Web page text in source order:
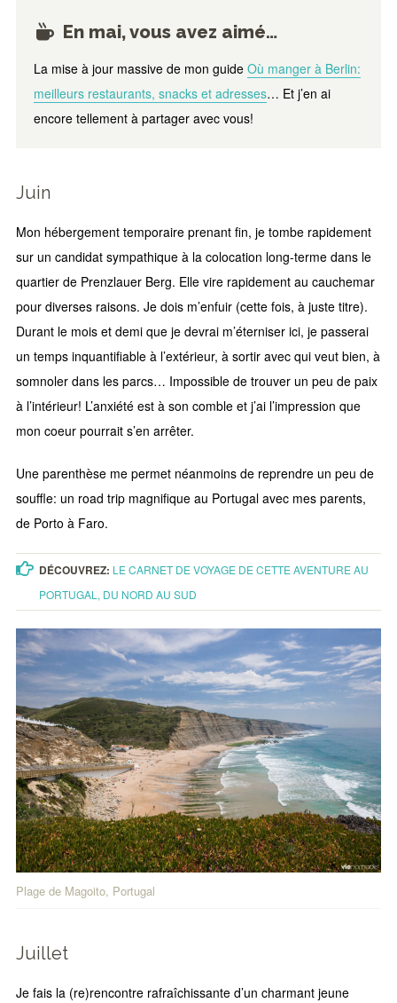
En mai, vous avez aimé…
La mise à jour massive de mon guide Où manger à Berlin:
meilleurs restaurants, snacks et adresses… Et j’en ai
encore tellement à partager avec vous!
Juin
Mon hébergement temporaire prenant fin, je tombe rapidement
sur un candidat sympathique à la colocation long-terme dans le
quartier de Prenzlauer Berg. Elle vire rapidement au cauchemar
pour diverses raisons. Je dois m’enfuir (cette fois, à juste titre).
Durant le mois et demi que je devrai m’éterniser ici, je passerai
un temps inquantifiable à l’extérieur, à sortir avec qui veut bien, à
somnoler dans les parcs… Impossible de trouver un peu de paix
à l’intérieur! L’anxiété est à son comble et j’ai l’impression que
mon coeur pourrait s’en arrêter.
Une parenthèse me permet néanmoins de reprendre un peu de
souffle: un road trip magnifique au Portugal avec mes parents,
de Porto à Faro.
DÉCOUVREZ: LE CARNET DE VOYAGE DE CETTE AVENTURE AU
PORTUGAL, DU NORD AU SUD
Plage de Magoito, Portugal
Juillet
Je fais la (re)rencontre rafraîchissante d’un charmant jeune